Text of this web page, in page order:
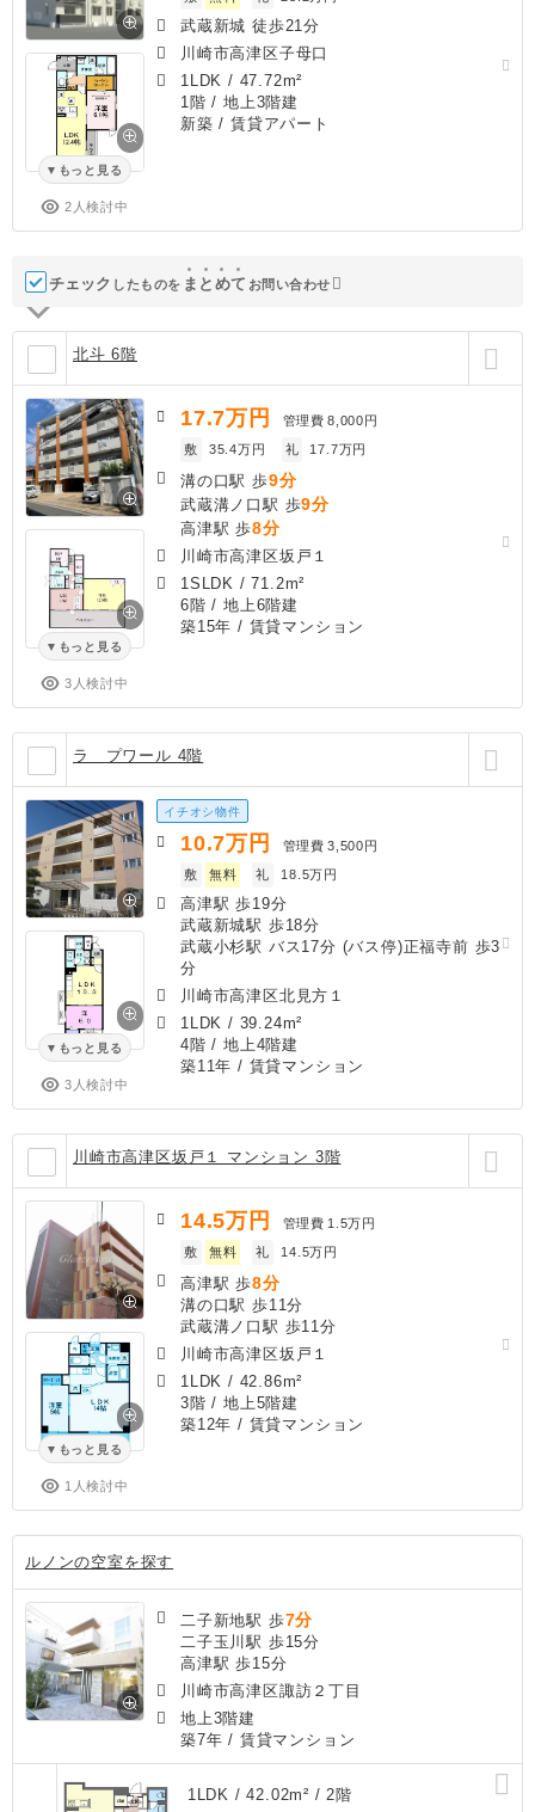
もっと見る
2人検討中
武蔵新城 徒歩21分
川崎市高津区子母口
1LDK / 47.72m²
1階 / 地上3階建
新築 / 賃貸アパート
チェック したものを ま と めて お問い合わせ
北斗 6階
もっと見る
3人検討中
17.7万円 管理費 8,000円
敷
35.4万円 礼 17.7万円
溝の口駅 歩9分
武蔵溝ノ口駅 歩9分
高津駅 歩8分
川崎市高津区坂戸１
1SLDK /71.2m²
6階 / 地上6階建
築15年 / 賃貸マンション
ラ プワール 4階
もっと見る
3人検討中
イチオシ物件
10.7万円 管理費 3,500円
敷
無料 礼 18.5万円
高津駅 歩19分
武蔵新城駅 歩18分
武蔵小杉駅 バス17分 (バス停)正福寺前 歩3
分
川崎市高津区北見方１
1LDK / 39.24m²
4階 / 地上4階建
築11年 / 賃貸マンション
川崎市高津区坂戸１ マンション 3階
もっと見る
1人検討中
14.5万円 管理費 1.5万円
敷
無料 礼 14.5万円
高津駅 歩8分
溝の口駅 歩11分
武蔵溝ノ口駅 歩11分
川崎市高津区坂戸１
1LDK / 42.86m²
3階 / 地上5階建
築12年 / 賃貸マンション
ルノンの空室を探す
二子新地駅 歩7分
二子玉川駅 歩15分
高津駅 歩15分
川崎市高津区諏訪２丁目
地上3階建
築7年 / 賃貸マンション
1LDK / 42.02m² / 2階